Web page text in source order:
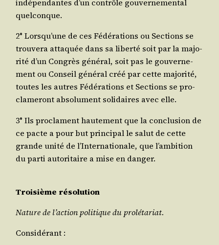
indé­pen­dantes d’un contrôle gou­ver­ne­men­tal
quelconque.
2° Lorsqu’une de ces Fédé­ra­tions ou Sec­tions se
trou­ve­ra atta­quée dans sa liber­té soit par la majo­
ri­té d’un Congrès géné­ral, soit pas le gou­ver­ne­
ment ou Conseil géné­ral créé par cette majo­ri­té,
toutes les autres Fédé­ra­tions et Sec­tions se pro­
cla­me­ront abso­lu­ment soli­daires avec elle.
3° Ils pro­clament hau­te­ment que la conclu­sion de
ce pacte a pour but prin­ci­pal le salut de cette
grande uni­té de l’Internationale, que l’ambition
du par­ti auto­ri­taire a mise en danger.
Troi­sième résolution
Nature de l’action poli­tique du prolétariat.
Consi­dé­rant :